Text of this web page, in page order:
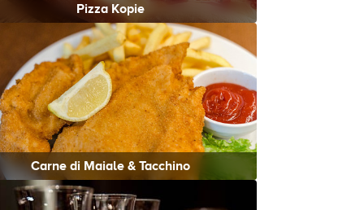
Pizza Kopie
Carne di Maiale & Tacchino